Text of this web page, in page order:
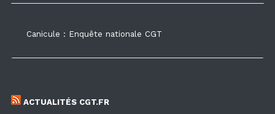
Canicule : Enquête nationale CGT
ACTUALITÉS CGT.FR